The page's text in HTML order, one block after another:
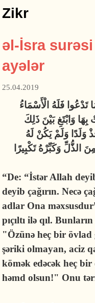
Zikr
əl-İsra surəsi
ayələr
25.04.2019
تَدْعُوا فَلَهُ الْأَسْمَاءُ
وَابْتَغِ بَيْنَ ذَلِكَ
وَلَدًا وَلَمْ يَكُنْ لَهُ
وَكَبِّرْهُ تَكْبِيرًا
“De: “İstər Allah
deyib çağırın. Necə
adlar Ona
pıçıltı ilə qıl.
"Özünə heç bir
şəriki olmayan, aciz
kömək edəcək heç
həmd olsun!" Onu